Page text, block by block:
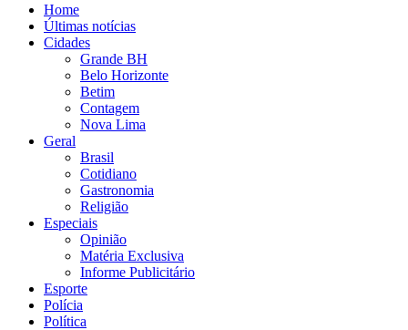
Home
Últimas notícias
Cidades
Grande BH
Belo Horizonte
Betim
Contagem
Nova Lima
Geral
Brasil
Cotidiano
Gastronomia
Religião
Especiais
Opinião
Matéria Exclusiva
Informe Publicitário
Esporte
Polícia
Política